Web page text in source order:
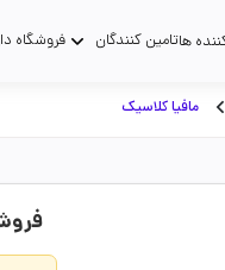
هاتامین کنندگان فروشگاه
مافیا کلاسیک